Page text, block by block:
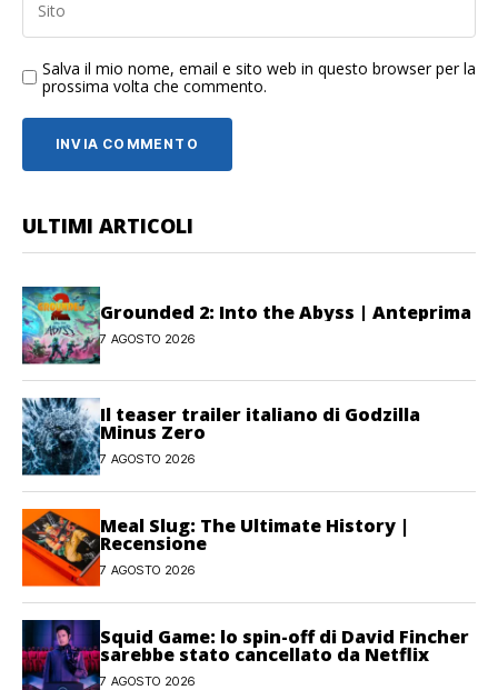
Salva il mio nome, email e sito web in questo browser per la
prossima volta che commento.
ULTIMI ARTICOLI
Grounded 2: Into the Abyss | Anteprima
7 AGOSTO 2026
Il teaser trailer italiano di Godzilla
Minus Zero
7 AGOSTO 2026
Meal Slug: The Ultimate History |
Recensione
7 AGOSTO 2026
Squid Game: lo spin-off di David Fincher
sarebbe stato cancellato da Netflix
7 AGOSTO 2026